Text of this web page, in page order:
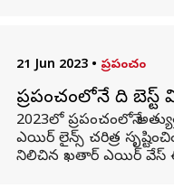
21 Jun 2023 • ప్రపంచం
ప్రపంచంలోనే ది
2023లో ప్రపంచంలోనే
ఎయిర్ లైన్స్ చరిత్ర
నిలిచిన ఖతార్ ఎయిర్ వేస్